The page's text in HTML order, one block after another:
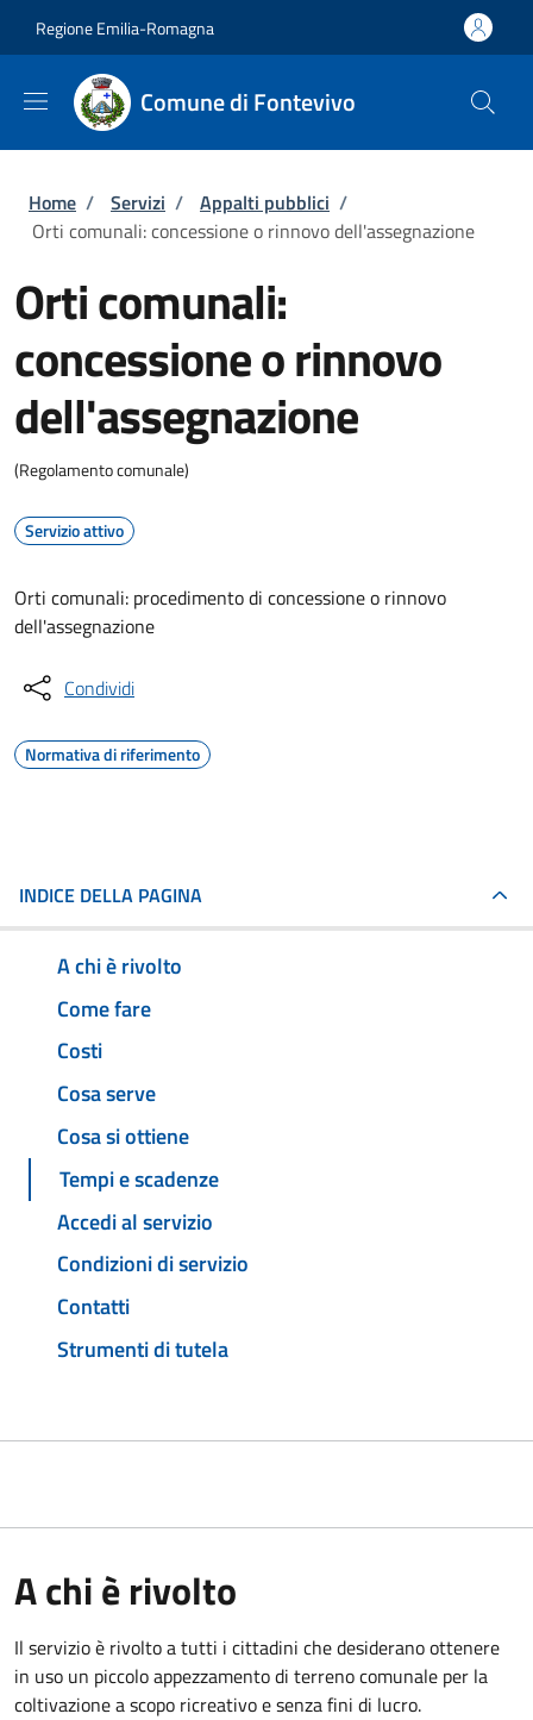
Regione Emilia-Romagna
Comune di Fontevivo
Briciole di pane
Home / Servizi / Appalti pubblici /
Orti comunali: concessione o rinnovo dell'assegnazione
Orti comunali:
concessione o rinnovo
dell'assegnazione
(Regolamento comunale)
Servizio attivo
Orti comunali: procedimento di concessione o rinnovo
dell'assegnazione
Condividi
Normativa di riferimento
INDICE DELLA PAGINA
A chi è rivolto
Come fare
Costi
Cosa serve
Cosa si ottiene
Tempi e scadenze
Accedi al servizio
Condizioni di servizio
Contatti
Strumenti di tutela
A chi è rivolto
Il servizio è rivolto a tutti i cittadini che desiderano ottenere
in uso un piccolo appezzamento di terreno comunale per la
coltivazione a scopo ricreativo e senza fini di lucro.